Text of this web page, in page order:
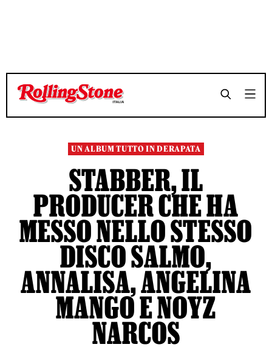
TEMPO DI LETTURA 11 MINUTI SHARE
TEMPO DI LETTURA 11 MINUTI SHARE
UN ALBUM TUTTO IN DERAPATA
STABBER, IL
PRODUCER CHE HA
MESSO NELLO STESSO
DISCO SALMO,
ANNALISA, ANGELINA
MANGO E NOYZ
NARCOS